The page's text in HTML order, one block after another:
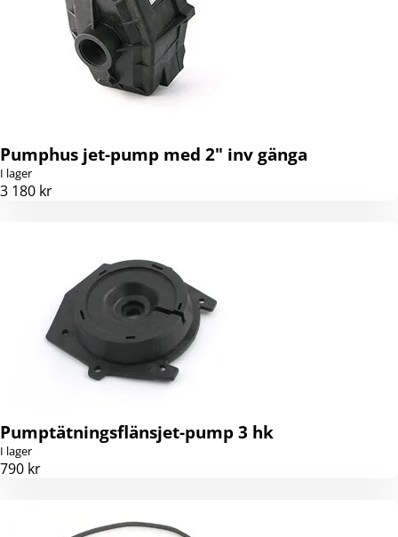
Pumphus jet-pump med 2" inv gänga
I lager
3 180 kr
Pumptätningsflänsjet-pump 3 hk
I lager
790 kr